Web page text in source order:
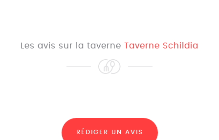
Les avis sur la taverne Taverne Schildia
RÉDIGER UN AVIS